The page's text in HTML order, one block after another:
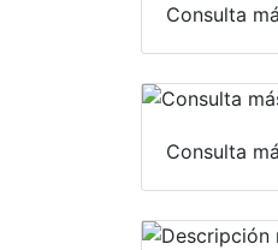
Consulta
Consulta